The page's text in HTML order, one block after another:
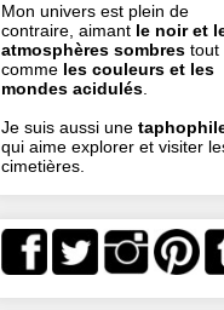
Mon univers est plein de
contraire, aimant le noir et
atmosphères sombres tout
comme les couleurs et les
mondes acidulés
Je suis aussi une
qui aime explorer et visiter
cimetières.